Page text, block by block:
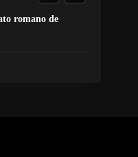
romano de